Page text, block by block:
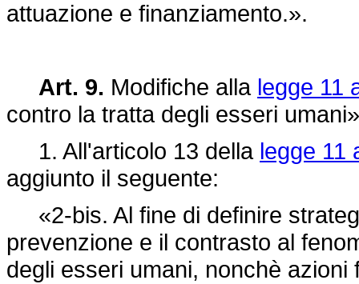
attuazione e finanziamento.».
Art. 9. Modifiche alla legge 11
contro la tratta degli esseri umani»
1. All'articolo 13 della legge 11
aggiunto il seguente:
«2-bis. Al fine di definire
prevenzione e il contrasto al
degli esseri umani, nonchè